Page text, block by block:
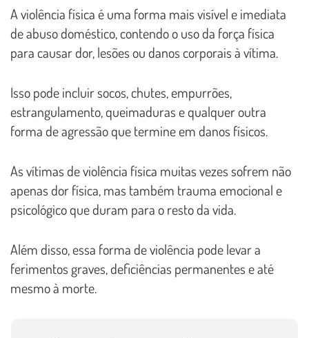
A violência física é uma forma mais visível e imediata
de abuso doméstico, contendo o uso da força física
para causar dor, lesões ou danos corporais à vítima.
Isso pode incluir socos, chutes, empurrões,
estrangulamento, queimaduras e qualquer outra
forma de agressão que termine em danos físicos.
As vítimas de violência física muitas vezes sofrem não
apenas dor física, mas também trauma emocional e
psicológico que duram para o resto da vida.
Além disso, essa forma de violência pode levar a
ferimentos graves, deficiências permanentes e até
mesmo à morte.